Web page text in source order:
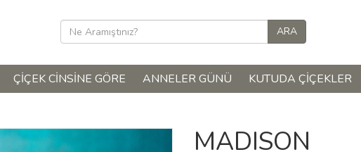
ÇIÇEK CINSINE GÖRE ANNELER GÜNÜ KUTUDA ÇIÇEKLER
MADISON